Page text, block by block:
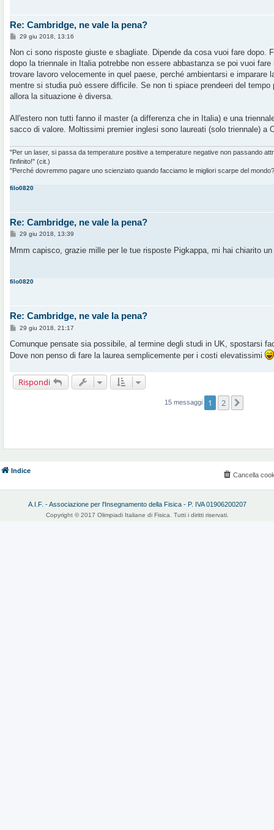
Re: Cambridge, ne vale la pena?
M
s
a
g
i
o
29 giu 2018, 13:16
Non ci sono risposte giuste e sbagliate. Dipende da cosa vuoi fare dopo.
dopo la triennale in Italia potrebbe non essere abbastanza se poi vuoi
trovare lavoro velocemente in quel paese, perché ambientarsi e imparare
mentre si studia può essere difficile. Se non ti spiace prendeeri del tempo
allora la situazione è diversa.
All'estero non tutti fanno il master (a differenza che in Italia) e una
sacco di valore. Moltissimi premier inglesi sono laureati (solo triennale) a
"Per un laser, si passa da temperature positive a temperature negative non passando
l'infinito!" (cit.)
"Perché dovremmo pagare uno scienziato quando facciamo le migliori scarpe del
filo0820
Re: Cambridge, ne vale la pena?
M
s
s
i
29 giu 2018, 13:39
Mmm capisco, grazie mille per le tue risposte Pigkappa, mi hai chiarito
filo0820
Re: Cambridge, ne vale la pena?
M
s
a
o
29 giu 2018, 21:17
Comunque pensate sia possibile, al termine degli studi in UK, spostarsi
Dove non penso di fare la laurea semplicemente per i costi elevatissimi
Rispondi
15 messaggi 1 2
Indice
Cancella
A.I.F. - Associazione per l'Insegnamento della Fisica - P. IVA 01906200207
Copyright © 2017 Olimpiadi Italiane di Fisica. Tutti i diritti riservati.